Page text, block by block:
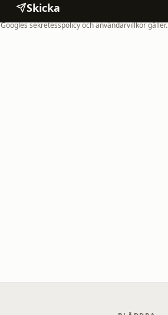
Skicka
sekretesspolicy och användarvillkor gäller.